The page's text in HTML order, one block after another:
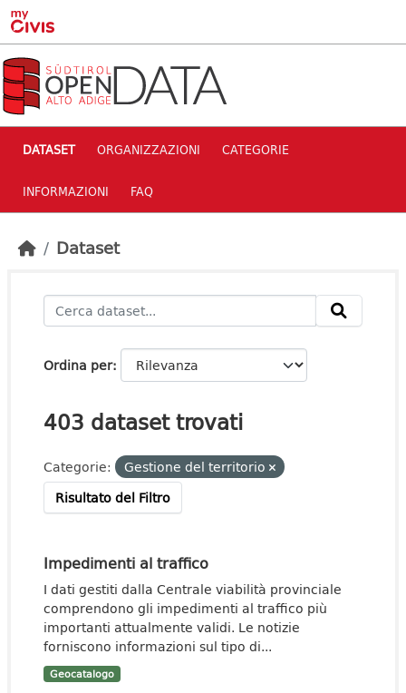
Skip to main content
DATASET ORGANIZZAZIONI CATEGORIE
INFORMAZIONI FAQ
Dataset
Ordina per
403 dataset trovati
Categorie:
Gestione del territorio
Risultato del Filtro
Impedimenti al traffico
I dati gestiti dalla Centrale viabilità provinciale
comprendono gli impedimenti al traffico più
importanti attualmente validi. Le notizie
forniscono informazioni sul tipo di...
Geocatalogo